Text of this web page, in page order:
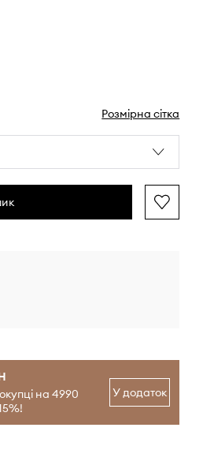
Розмірна сітка
на 4990
У додаток